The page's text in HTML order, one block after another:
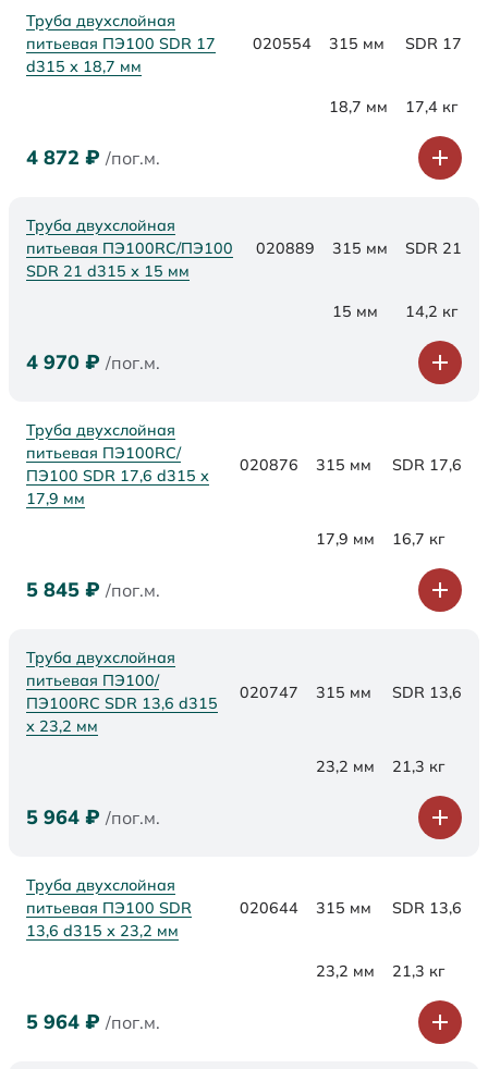
Труба двухслойная
питьевая ПЭ100 SDR 17
d315 х 18,7 мм
020554 315 мм SDR 17
18,7 мм 17,4 кг
4 872 ₽ /пог.м.
Труба двухслойная
питьевая ПЭ100RC/ПЭ100
SDR 21 d315 х 15 мм
020889 315 мм SDR 21
15 мм 14,2 кг
4 970 ₽ /пог.м.
Труба двухслойная
питьевая ПЭ100RC/
ПЭ100 SDR 17,6 d315 х
17,9 мм
020876 315 мм SDR 17,6
17,9 мм 16,7 кг
5 845 ₽ /пог.м.
Труба двухслойная
питьевая ПЭ100/
ПЭ100RC SDR 13,6 d315
х 23,2 мм
020747 315 мм SDR 13,6
23,2 мм 21,3 кг
5 964 ₽ /пог.м.
Труба двухслойная
питьевая ПЭ100 SDR
13,6 d315 х 23,2 мм
020644 315 мм SDR 13,6
23,2 мм 21,3 кг
5 964 ₽ /пог.м.